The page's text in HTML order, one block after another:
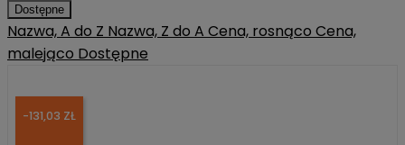
Dostępne
Nazwa, A do Z Nazwa, Z do A Cena, rosnąco Cena,
malejąco Dostępne
-131,03 ZŁ